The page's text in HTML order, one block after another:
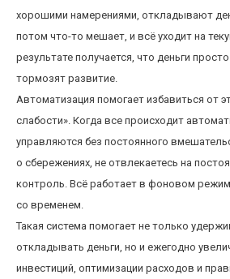
хорошими намерениями, откладывают
потом что-то мешает, и всё уходит на
результате получается, что деньги
тормозят развитие.
Автоматизация помогает избавиться от
слабости». Когда все происходит
управляются без постоянного
о сбережениях, не отвлекаетесь на
контроль. Всё работает в фоновом
со временем.
Такая система помогает не только
откладывать деньги, но и ежегодно
инвестиций, оптимизации расходов и